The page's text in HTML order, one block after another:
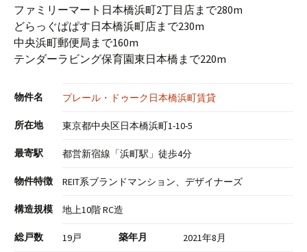
ファミリーマート日本橋浜町2丁目店まで280m
どらっぐぱぱす日本橋浜町店まで230m
中央浜町郵便局まで160m
テンダーラビング保育園東日本橋まで220m
物件名 プレール・ドゥーク日本橋浜町賃貸
所在地 東京都中央区日本橋浜町1-10-5
最寄駅 都営新宿線「浜町駅」徒歩4分
物件特徴 REIT系ブランドマンション、デザイナーズ
構造規模 地上10階 RC造
総戸数 19戸 築年月 2021年8月